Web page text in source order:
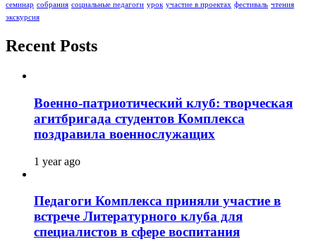
семинар собрания социальные педагоги урок участие в проектах фестиваль чтения
экскурсия
Recent Posts
Военно-патриотический клуб: творческая
агитбригада студентов Комплекса
поздравила военнослужащих
1 year ago
Педагоги Комплекса приняли участие в
встрече Литературного клуба для
специалистов в сфере воспитания